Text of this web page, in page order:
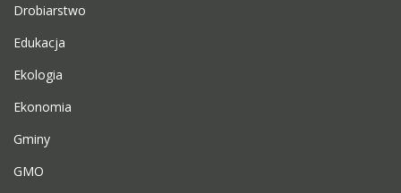
Drobiarstwo
Edukacja
Ekologia
Ekonomia
Gminy
GMO